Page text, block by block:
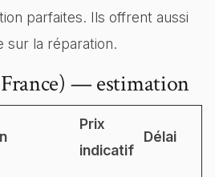
parfaites. Ils offrent aussi
sur la réparation.
— estimation
Prix
indicatif
Délai